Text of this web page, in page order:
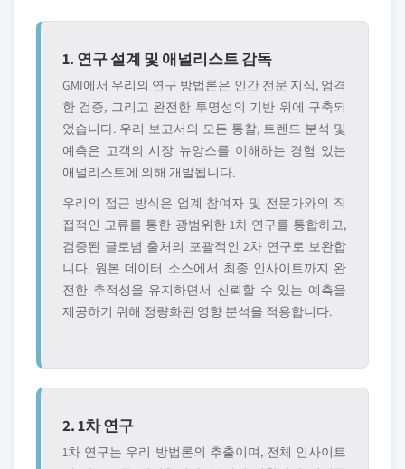
1. 연구 설계 및 애널리스트 감독
GMI에서 우리의 연구 방법론은 인간 전문 지식, 엄격
한 검증, 그리고 완전한 투명성의 기반 위에 구축되
었습니다. 우리 보고서의 모든 통찰, 트렌드 분석 및
예측은 고객의 시장 뉴앙스를 이해하는 경험 있는
애널리스트에 의해 개발됩니다.
우리의 접근 방식은 업계 참여자 및 전문가와의 직
접적인 교류를 통한 광범위한 1차 연구를 통합하고,
검증된 글로볌 출처의 포괄적인 2차 연구로 보완합
니다. 원본 데이터 소스에서 최종 인사이트까지 완
전한 추적성을 유지하면서 신뢰할 수 있는 예측을
제공하기 위해 정량화된 영향 분석을 적용합니다.
2. 1차 연구
1차 연구는 우리 방법론의 추출이며, 전체 인사이트